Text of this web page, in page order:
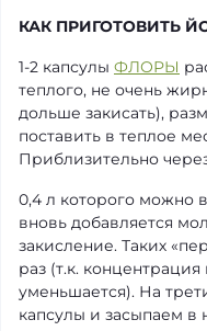
КАК ПРИГОТОВИТЬ
1-2 капсулы ФЛОРЫ
теплого, не очень
дольше закисать),
поставить в теплое
Приблизительно
0,4 л которого можно
вновь добавляется
закисление. Таких
раз (т.к.
уменьшается). На
капсулы и засыпаем в